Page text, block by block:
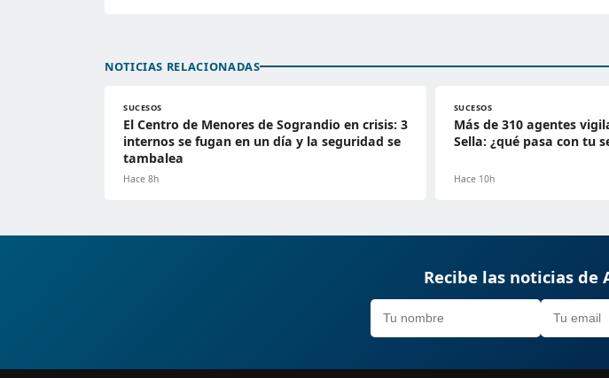
NOTICIAS RELACIONADAS
SUCESOS
El Centro de Menores de Sograndio en crisis: 3
internos se fugan en un día y la seguridad se
tambalea
Hace 8h
SUCESOS
Más de 310 agentes
Sella: ¿qué pasa con tu
Hace 10h
Recibe las noticias